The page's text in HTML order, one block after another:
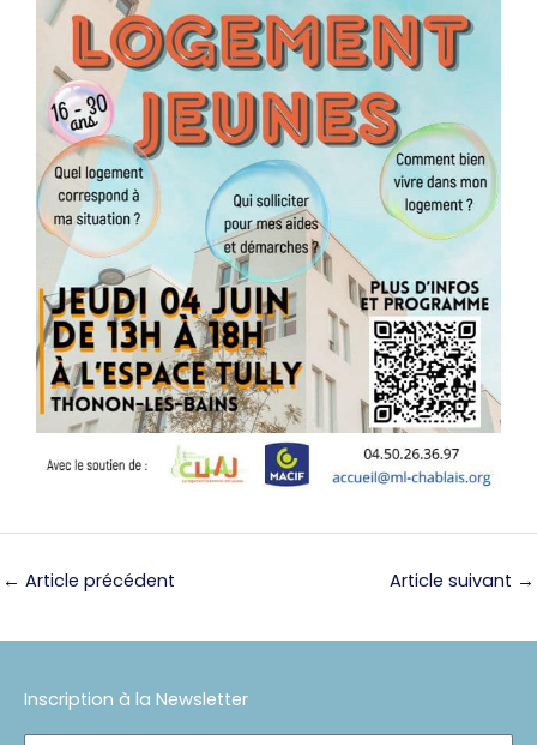
← Article précédent Article suivant →
Inscription à la Newsletter